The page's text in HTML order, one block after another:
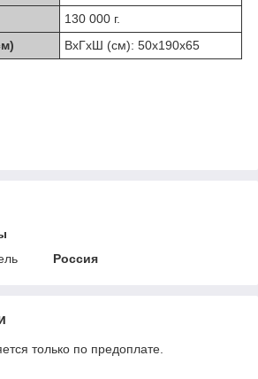
130 000 г.
ВхГхШ (см): 50х190х65
Россия
только по предоплате.